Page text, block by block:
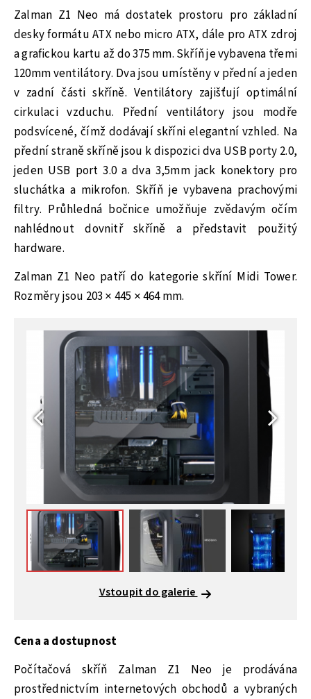
Zalman Z1 Neo má dostatek prostoru pro základní
desky formátu ATX nebo micro ATX, dále pro ATX zdroj
a grafickou kartu až do 375 mm. Skříň je vybavena třemi
120mm ventilátory. Dva jsou umístěny v přední a jeden
v zadní části skříně. Ventilátory zajišťují optimální
cirkulaci vzduchu. Přední ventilátory jsou modře
podsvícené, čímž dodávají skříni elegantní vzhled. Na
přední straně skříně jsou k dispozici dva USB porty 2.0,
jeden USB port 3.0 a dva 3,5mm jack konektory pro
sluchátka a mikrofon. Skříň je vybavena prachovými
filtry. Průhledná bočnice umožňuje zvědavým očím
nahlédnout dovnitř skříně a představit použitý
hardware.
Zalman Z1 Neo patří do kategorie skříní Midi Tower.
Rozměry jsou 203 × 445 × 464 mm.
Vstoupit do galerie
Cena a dostupnost
Počítačová skříň Zalman Z1 Neo je prodávána
prostřednictvím internetových obchodů a vybraných